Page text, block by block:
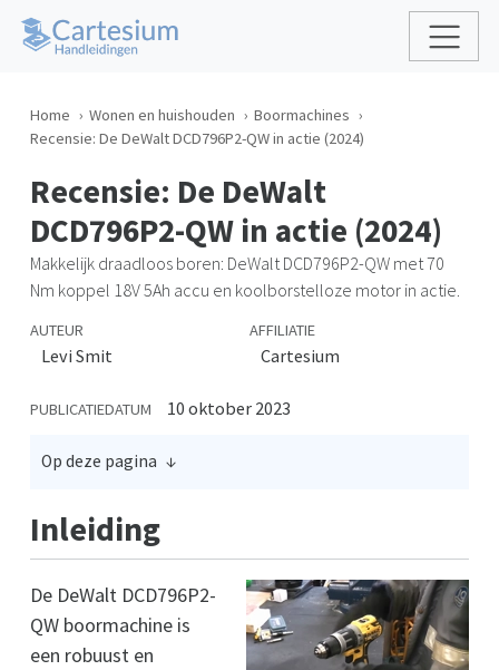
Home Wonen en huishouden
Boormachines
Recensie: De DeWalt DCD796P2-QW in actie (2024)
Recensie: De DeWalt
DCD796P2-QW in actie (2024)
Makkelijk draadloos boren: DeWalt DCD796P2-QW met 70
Nm koppel 18V 5Ah accu en koolborstelloze motor in actie.
AUTEUR AFFILIATIE
Levi Smit Cartesium
PUBLICATIEDATUM 10 oktober 2023
Op deze pagina
Inleiding
De DeWalt DCD796P2-
QW boormachine is
een robuust en